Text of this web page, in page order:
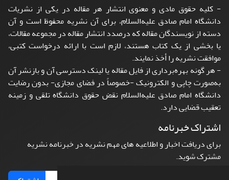
- کلیه حقوق مادی و معنوی انتشار هر مقاله در یکی از نشریات
دانشگاه امام صادق علیه‌السلام، برای آن نشریه محفوظ است و آن
دسته از نویسندگان مقاله که درصدد انتشار مقاله در مجموعه مقالات،
یا بخشی از یک کتاب هستند، لازم است با ارائه درخواست کتبی،
موافقت نشریه را أخذ نمایند.
- هر گونه بهره‌برداری از فایل مقاله یا لینک دسترسی آن و بازنشر آن
به‌صورت چاپی و الکترونیک -خصوصاً در فضای مجازی- بدون رضایت
دانشگاه امام صادق علیه‌السلام نقض حقوق دانشگاه تلقی و زمینه
تعقیب قضایی دارد.
اشتراک خبرنامه
برای دریافت اخبار و اطلاعیه های مهم نشریه در خبرنامه نشریه
مشترک شوید.